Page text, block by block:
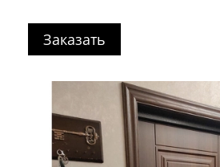
Заказать